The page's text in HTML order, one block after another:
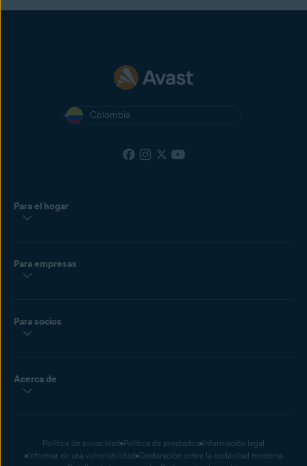
Colombia
Para el hogar
Para empresas
Para socios
Acerca de
Política de privacidad Política de productos Información legal
Informar de una vulnerabilidad Declaración sobre la esclavitud moderna